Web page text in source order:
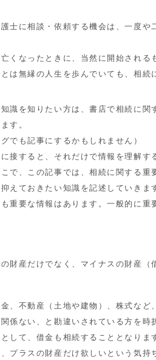
士に相談・依頼する機会は、一度や
くなったときに、当然に開始される
は無縁の人生を歩んでいても、相続
識を知りたい方は、書店で相続に関
す。
でも記事にするかもしれません）
接すると、それだけで情報を理解す
で、この記事では、相続に関する重
えておきたい知識を記述していきま
要な情報はあります。一般的に重
の財産だけでなく、マイナスの財産（
、不動産（土地や建物）、株式など
係ない、と勘違いされている方を時
して、借金も相続することとなりま
プラスの財産だけ欲しいという気持